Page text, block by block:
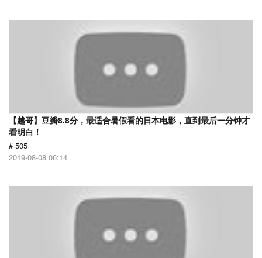
【越哥】豆瓣8.8分，最适合暑假看的日本电影，直到最后一分钟才
看明白！
# 505
2019-08-08 06:14